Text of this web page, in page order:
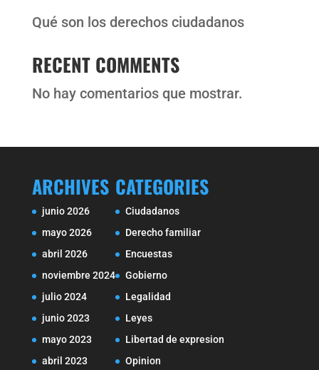
Qué son los derechos ciudadanos
RECENT COMMENTS
No hay comentarios que mostrar.
ARCHIVES
junio 2026
mayo 2026
abril 2026
noviembre 2024
julio 2024
junio 2023
mayo 2023
abril 2023
CATEGORIES
Ciudadanos
Derecho familiar
Encuestas
Gobierno
Legalidad
Leyes
Libertad de expresion
Opinion